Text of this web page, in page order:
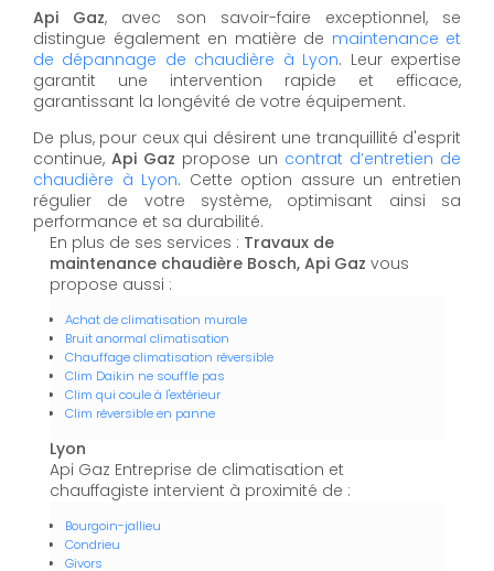
Api Gaz, avec son savoir-faire exceptionnel, se
distingue également en matière de maintenance et
de dépannage de chaudière à Lyon. Leur expertise
garantit une intervention rapide et efficace,
garantissant la longévité de votre équipement.
De plus, pour ceux qui désirent une tranquillité d'esprit
continue,Api Gaz propose un contrat d’entretien de
chaudière à Lyon. Cette option assure un entretien
régulier de votre système, optimisant ainsi sa
performance et sa durabilité.
En plus de ses services : Travaux de
maintenance chaudière Bosch, Api Gaz vous
propose aussi :
Achat de climatisation murale
Bruit anormal climatisation
Chauffage climatisation réversible
Clim Daikin ne souffle pas
Clim qui coule à l'extérieur
Clim réversible en panne
Lyon
Api Gaz Entreprise de climatisation et
chauffagiste intervient à proximité de :
Bourgoin-jallieu
Condrieu
Givors